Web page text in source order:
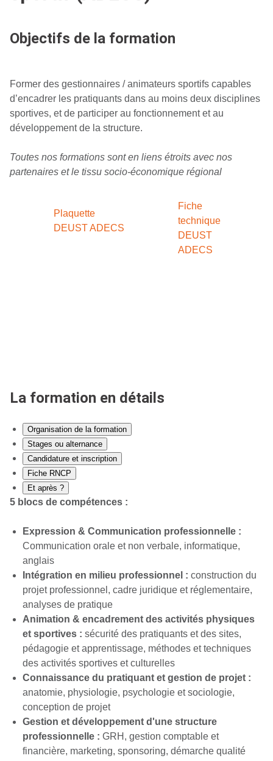
Objectifs de la formation
Former des gestionnaires / animateurs sportifs capables
d’encadrer les pratiquants dans au moins deux disciplines
sportives, et de participer au fonctionnement et au
développement de la structure.
Toutes nos formations sont en liens étroits avec nos
partenaires et le tissu socio-économique régional
Plaquette
DEUST ADECS
Fiche
technique
DEUST
ADECS
La formation en détails
Organisation de la formation
Stages ou alternance
Candidature et inscription
Fiche RNCP
Et après ?
5 blocs de compétences :
Expression & Communication professionnelle :
Communication orale et non verbale, informatique,
anglais
Intégration en milieu professionnel : construction du
projet professionnel, cadre juridique et réglementaire,
analyses de pratique
Animation & encadrement des activités physiques
et sportives : sécurité des pratiquants et des sites,
pédagogie et apprentissage, méthodes et techniques
des activités sportives et culturelles
Connaissance du pratiquant et gestion de projet :
anatomie, physiologie, psychologie et sociologie,
conception de projet
Gestion et développement d'une structure
professionnelle : GRH, gestion comptable et
financière, marketing, sponsoring, démarche qualité